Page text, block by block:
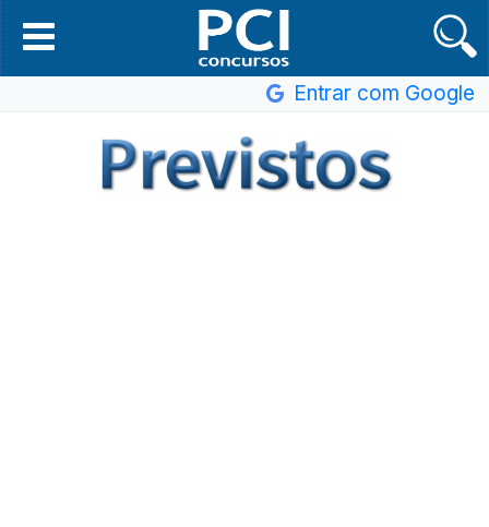
Entrar com Google